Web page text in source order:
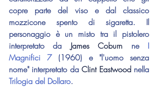
copre parte del viso e dal classico
mozzicone spento di sigaretta. Il
personaggio è un misto tra il pistolero
interpretato da James Coburn ne I
Magnifici 7 (1960) e "l'uomo senza
nome" interpretato da Clint Eastwood
Trilogia del Dollaro.